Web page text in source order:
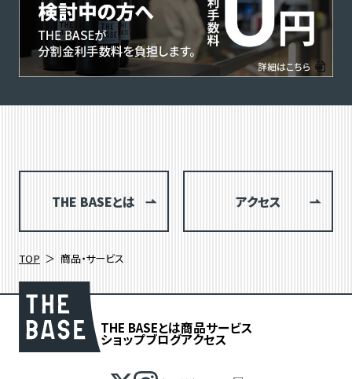
THE BASEとは アクセス
TOP 商品・サービス
THE BASEとは商品サービス
ショップブログアクセス